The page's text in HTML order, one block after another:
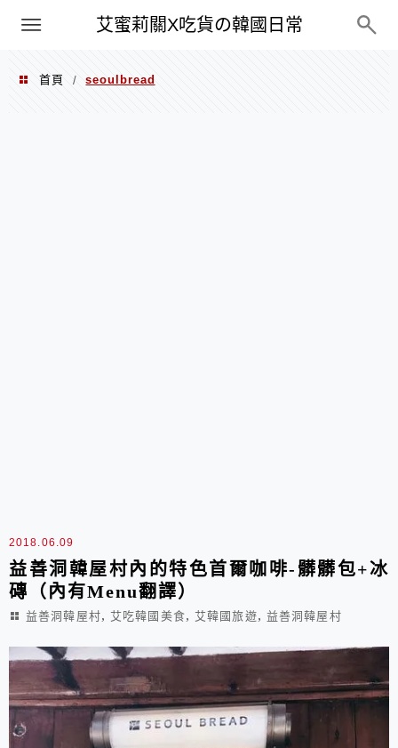
艾蜜莉關X吃貨の韓國日常
PXN
首頁 / seoulbread
2018.06.09
益善洞韓屋村內的特色首爾咖啡-髒髒包+冰
磚（內有Menu翻譯）
益善洞韓屋村,艾吃韓國美食,艾韓國旅遊, 益善洞韓屋村